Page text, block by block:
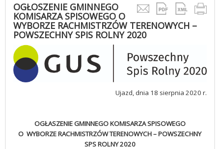
OGŁOSZENIE GMINNEGO
KOMISARZA SPISOWEGO O
WYBORZE RACHMISTRZÓW TERENOWYCH –
POWSZECHNY SPIS ROLNY 2020
Ujazd, dnia 18 sierpnia 2020 r.
OGŁASZENIE GMINNEGO KOMISARZA SPISOWEGO
O WYBORZE RACHMISTRZÓW TERENOWYCH – POWSZECHNY
SPS ROLNY 2020